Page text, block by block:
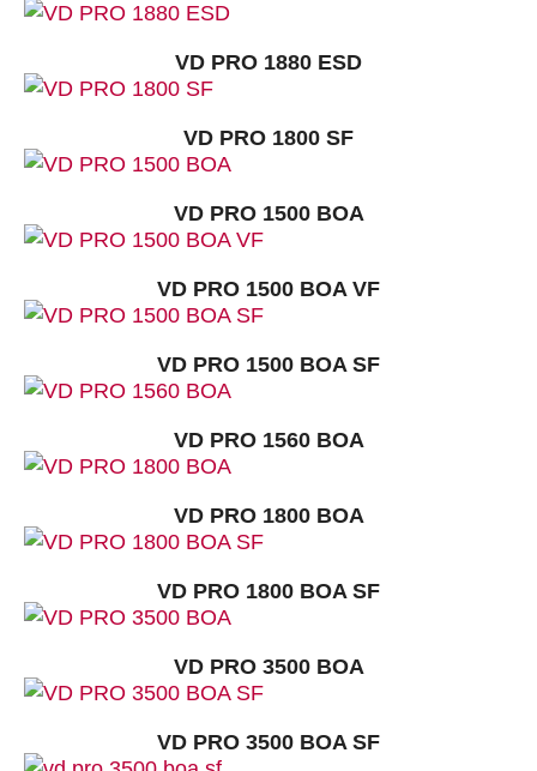
VD PRO 1880 ESD
VD PRO 1800 SF
VD PRO 1500 BOA
VD PRO 1500 BOA VF
VD PRO 1500 BOA SF
VD PRO 1560 BOA
VD PRO 1800 BOA
VD PRO 1800 BOA SF
VD PRO 3500 BOA
VD PRO 3500 BOA SF